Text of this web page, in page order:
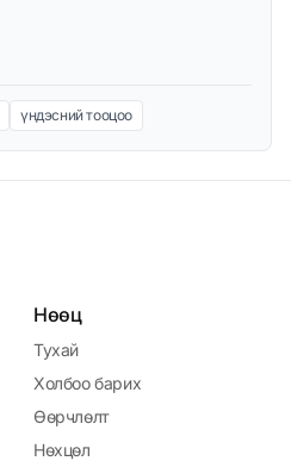
үндэсний тооцоо
Нөөц
Тухай
Холбоо барих
Өөрчлөлт
Нөхцөл